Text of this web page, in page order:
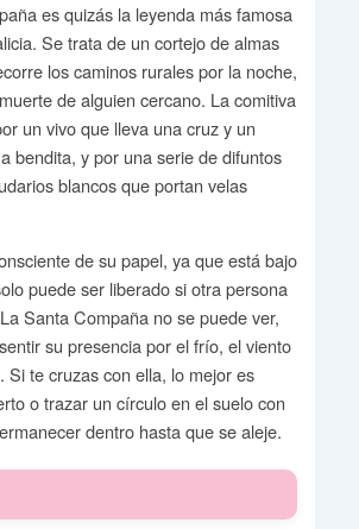
es quizás la leyenda más famosa
Se trata de un cortejo de almas
los caminos rurales por la noche,
de alguien cercano. La comitiva
un vivo que lleva una cruz y un
bendita, y por una serie de difuntos
blancos que portan velas
de su papel, ya que está bajo
puede ser liberado si otra persona
Santa Compaña no se puede ver,
su presencia por el frío, el viento
Si te cruzas con ella, lo mejor es
o trazar un círculo en el suelo con
dentro hasta que se aleje.